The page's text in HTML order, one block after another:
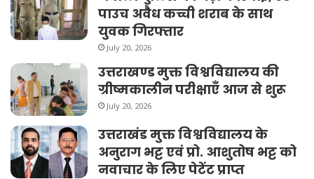
पाउच अवैध कच्ची शराब के साथ
युवक गिरफ्तार
July 20, 2026
उत्तराखण्ड मुक्त विश्वविद्यालय की
ग्रीष्मकालीन परीक्षाएँ आज से शुरू
July 20, 2026
उत्तराखंड मुक्त विश्वविद्यालय के
अनुराग भट्ट एवं प्रो. आशुतोष भट्ट को
नवाचार के लिए पेटेंट प्राप्त